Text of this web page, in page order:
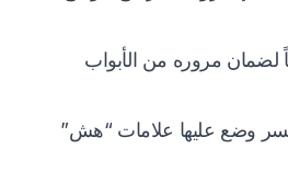
لضمان مروره من الأبواب
وضع عليها علامات “هش”